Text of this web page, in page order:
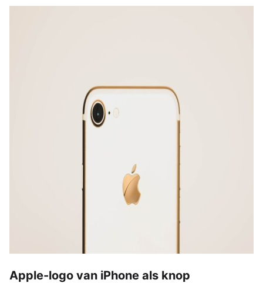
Apple-logo van iPhone als knop